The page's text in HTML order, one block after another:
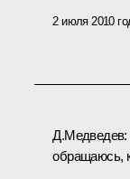
2 июля 2010
Д.Медведев:
обращаюсь,